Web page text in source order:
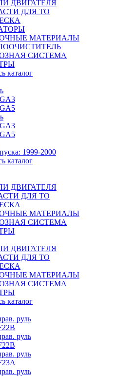
ДВИГАТЕЛЯ
ДЛЯ ТО
МАТЕРИАЛЫ
СИСТЕМА
каталог
1999-2000
каталог
ДВИГАТЕЛЯ
ДЛЯ ТО
МАТЕРИАЛЫ
СИСТЕМА
ДВИГАТЕЛЯ
ДЛЯ ТО
МАТЕРИАЛЫ
СИСТЕМА
каталог
руль
руль
руль
руль